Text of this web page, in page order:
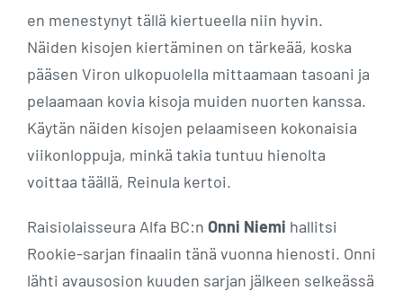
en menestynyt tällä kiertueella niin hyvin.
Näiden kisojen kiertäminen on tärkeää, koska
pääsen Viron ulkopuolella mittaamaan tasoani ja
pelaamaan kovia kisoja muiden nuorten kanssa.
Käytän näiden kisojen pelaamiseen kokonaisia
viikonloppuja, minkä takia tuntuu hienolta
voittaa täällä, Reinula kertoi.
Raisiolaisseura Alfa BC:n Onni Niemi hallitsi
Rookie-sarjan finaalin tänä vuonna hienosti. Onni
lähti avausosion kuuden sarjan jälkeen selkeässä